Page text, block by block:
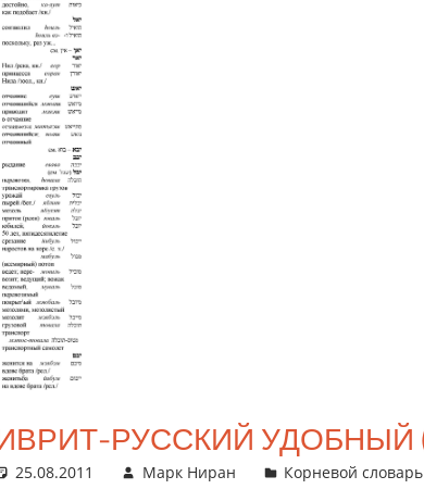
25.08.2011 Марк Ниран Корневой словарь